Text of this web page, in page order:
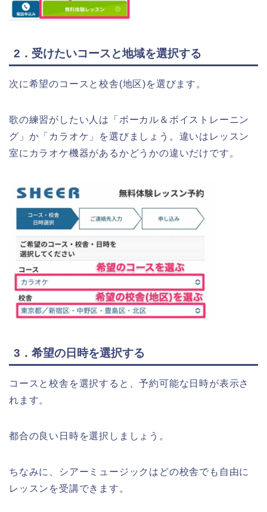
2．受けたいコースと地域を選択する
次に希望のコースと校舎(地区)を選びます。
歌の練習がしたい人は「ボーカル＆ボイストレーニン
グ」か「カラオケ」を選びましょう。違いはレッスン
室にカラオケ機器があるかどうかの違いだけです。
3．希望の日時を選択する
コースと校舎を選択すると、予約可能な日時が表示さ
れます。
都合の良い日時を選択しましょう。
ちなみに、シアーミュージックはどの校舎でも自由に
レッスンを受講できます。